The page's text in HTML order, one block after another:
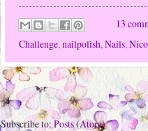
13
Challenge,nailpolish,Nails,
Subscribe to:Posts (Atom)